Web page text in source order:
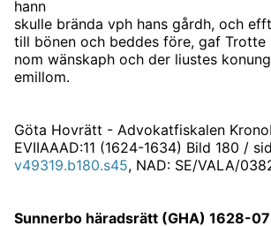
hann
skulle brända vph hans gårdh, och
till bönen och beddes före, gaf Trotte
nom wänskaph och der liustes
emillom.
Göta Hovrätt - Advokatfiskalen
EVIIAAAD:11 (1624-1634) Bild 180 /
v49319.b180.s45, NAD: SE/VALA/
Sunnerbo häradsrätt (GHA) 1628-